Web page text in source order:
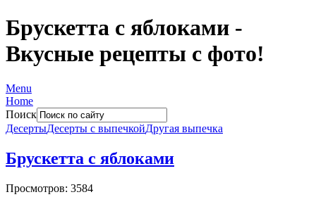
Брускетта с яблоками -
Вкусные рецепты с фото!
Menu
Home
Поиск
ДесертыДесерты с выпечкойДругая выпечка
Брускетта с яблоками
Просмотров: 3584